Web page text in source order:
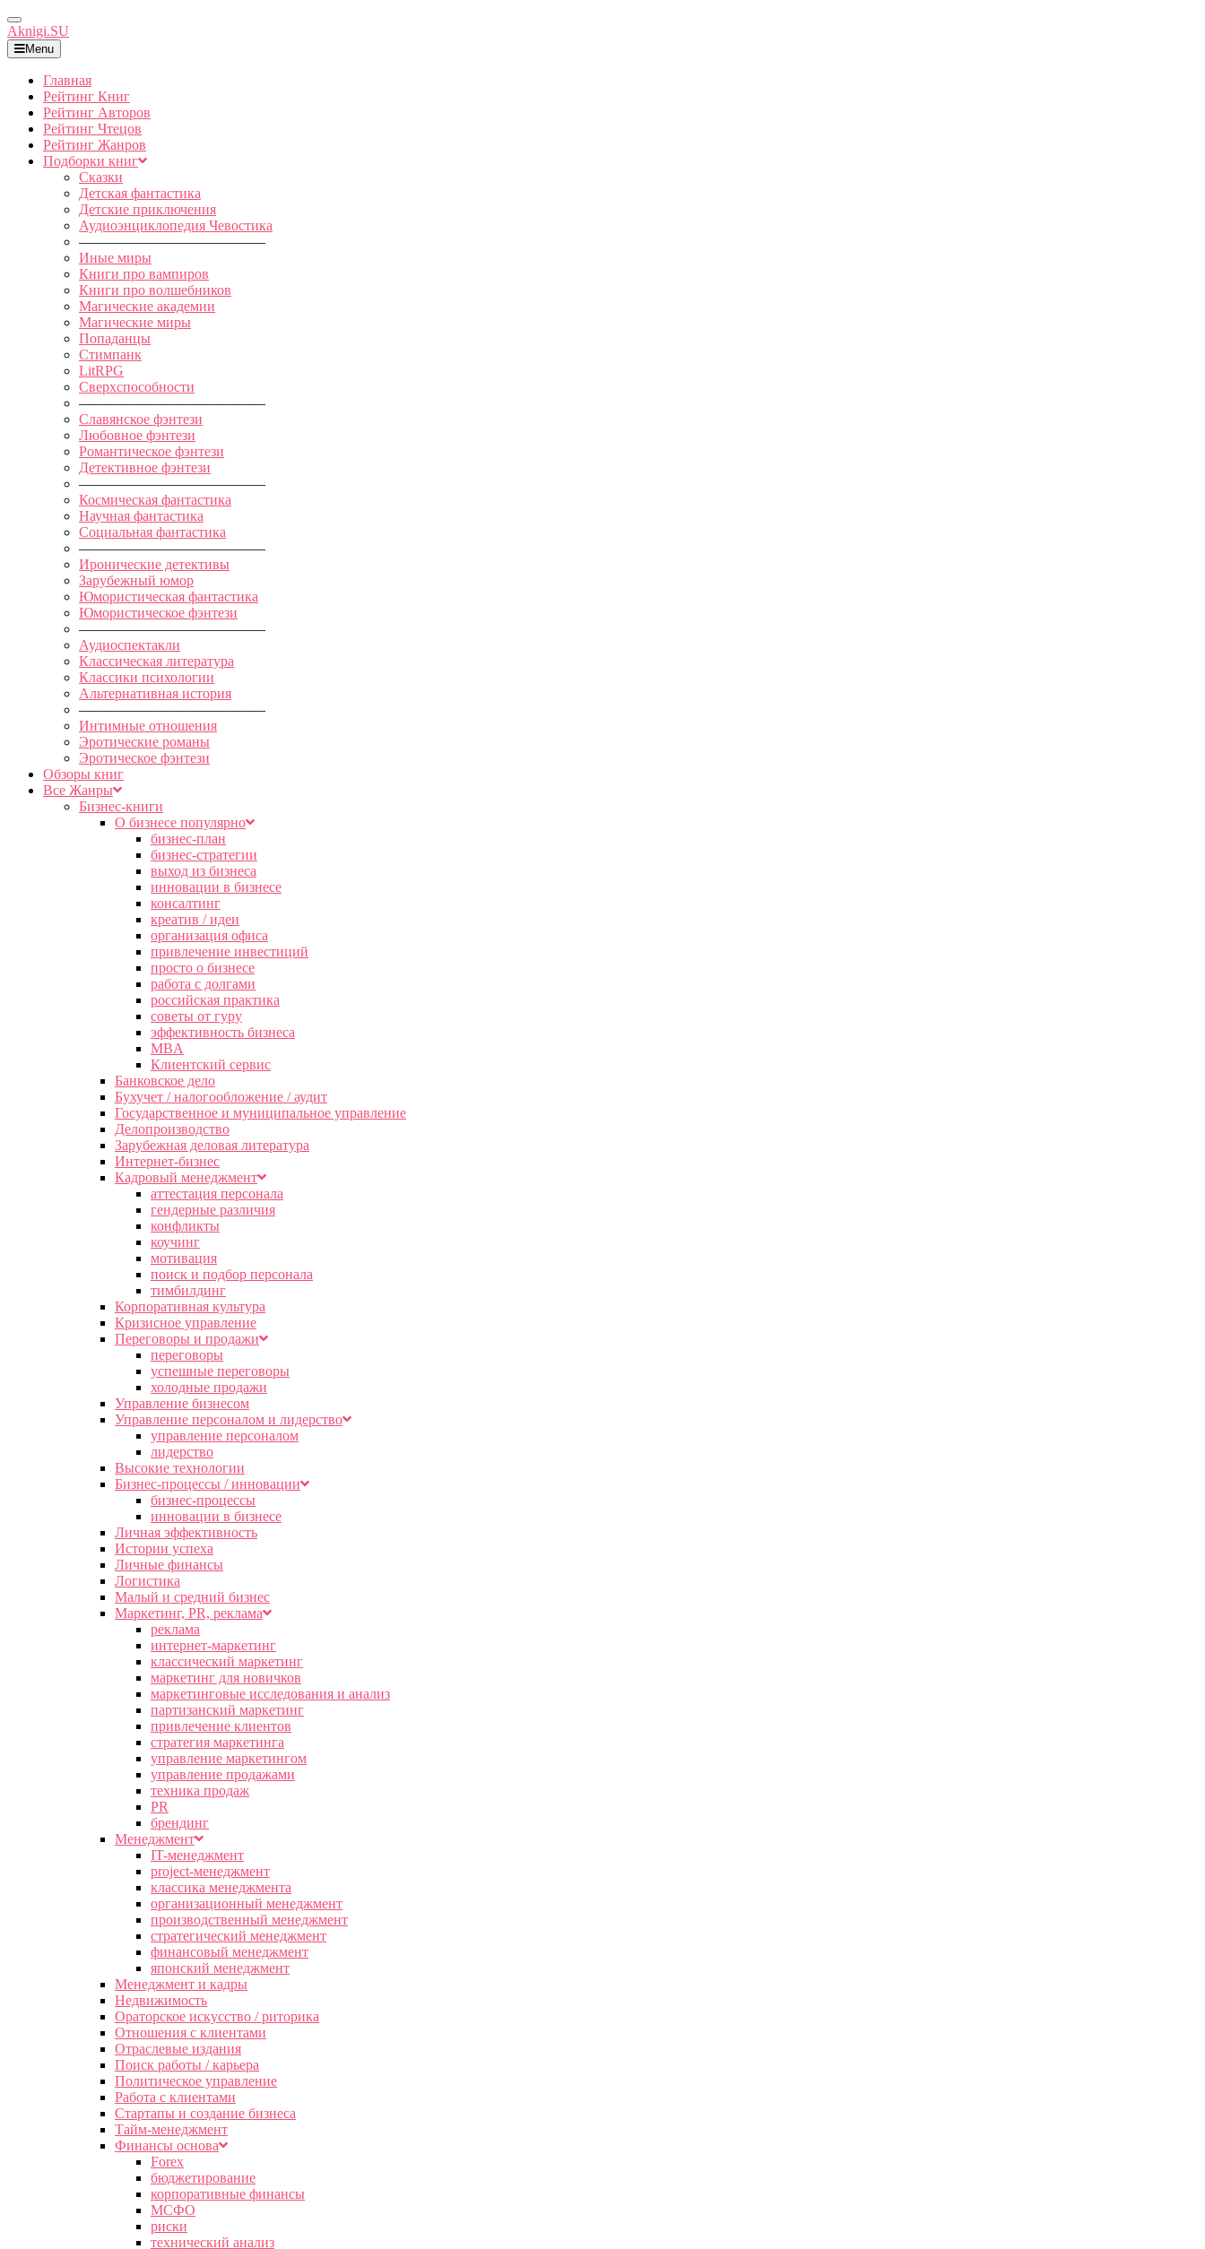
Toggle
Navigation
Aknigi.SU
Menu
Главная
Рейтинг Книг
Рейтинг Авторов
Рейтинг Чтецов
Рейтинг Жанров
Подборки книг
Сказки
Детская фантастика
Детские приключения
Аудиоэнциклопедия Чевостика
—————————————
Иные миры
Книги про вампиров
Книги про волшебников
Магические академии
Магические миры
Попаданцы
Стимпанк
LitRPG
Сверхспособности
—————————————
Славянское фэнтези
Любовное фэнтези
Романтическое фэнтези
Детективное фэнтези
—————————————
Космическая фантастика
Научная фантастика
Социальная фантастика
—————————————
Иронические детективы
Зарубежный юмор
Юмористическая фантастика
Юмористическое фэнтези
—————————————
Аудиоспектакли
Классическая литература
Классики психологии
Альтернативная история
—————————————
Интимные отношения
Эротические романы
Эротическое фэнтези
Обзоры книг
Все Жанры
Бизнес-книги
О бизнесе популярно
бизнес-план
бизнес-стратегии
выход из бизнеса
инновации в бизнесе
консалтинг
креатив / идеи
организация офиса
привлечение инвестиций
просто о бизнесе
работа с долгами
российская практика
советы от гуру
эффективность бизнеса
MBA
Клиентский сервис
Банковское дело
Бухучет / налогообложение / аудит
Государственное и муниципальное управление
Делопроизводство
Зарубежная деловая литература
Интернет-бизнес
Кадровый менеджмент
аттестация персонала
гендерные различия
конфликты
коучинг
мотивация
поиск и подбор персонала
тимбилдинг
Корпоративная культура
Кризисное управление
Переговоры и продажи
переговоры
успешные переговоры
холодные продажи
Управление бизнесом
Управление персоналом и лидерство
управление персоналом
лидерство
Высокие технологии
Бизнес-процессы / инновации
бизнес-процессы
инновации в бизнесе
Личная эффективность
Истории успеха
Личные финансы
Логистика
Малый и средний бизнес
Маркетинг, PR, реклама
реклама
интернет-маркетинг
классический маркетинг
маркетинг для новичков
маркетинговые исследования и анализ
партизанский маркетинг
привлечение клиентов
стратегия маркетинга
управление маркетингом
управление продажами
техника продаж
PR
брендинг
Менеджмент
IT-менеджмент
project-менеджмент
классика менеджмента
организационный менеджмент
производственный менеджмент
стратегический менеджмент
финансовый менеджмент
японский менеджмент
Менеджмент и кадры
Недвижимость
Ораторское искусство / риторика
Отношения с клиентами
Отраслевые издания
Поиск работы / карьера
Политическое управление
Работа с клиентами
Стартапы и создание бизнеса
Тайм-менеджмент
Финансы основа
Forex
бюджетирование
корпоративные финансы
МСФО
риски
технический анализ